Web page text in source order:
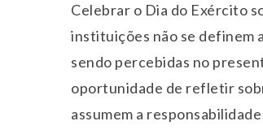
Celebrar o Dia do Exército
instituições não se definem
sendo percebidas no
oportunidade de refletir
assumem a